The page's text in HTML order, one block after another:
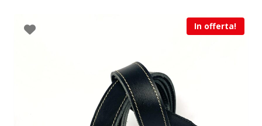
In offerta!